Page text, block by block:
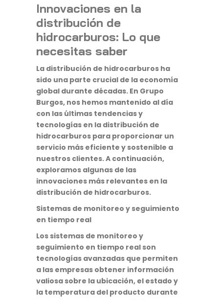
Innovaciones en la
distribución de
hidrocarburos: Lo que
necesitas saber
La distribución de hidrocarburos ha
sido una parte crucial de la economía
global durante décadas. En Grupo
Burgos, nos hemos mantenido al día
con las últimas tendencias y
tecnologías en la distribución de
hidrocarburos para proporcionar un
servicio más eficiente y sostenible a
nuestros clientes. A continuación,
exploramos algunas de las
innovaciones más relevantes en la
distribución de hidrocarburos.
Sistemas de monitoreo y seguimiento
en tiempo real
Los sistemas de monitoreo y
seguimiento en tiempo real son
tecnologías avanzadas que permiten
a las empresas obtener información
valiosa sobre la ubicación, el estado y
la temperatura del producto durante